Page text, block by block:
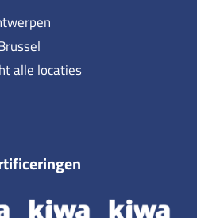
alle locaties